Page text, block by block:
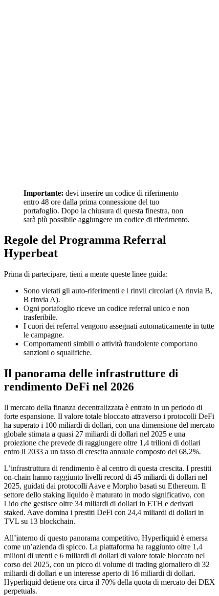
Importante: devi inserire un codice di riferimento
entro 48 ore dalla prima connessione del tuo
portafoglio. Dopo la chiusura di questa finestra, non
sarà più possibile aggiungere un codice di riferimento.
Regole del Programma Referral
Hyperbeat
Prima di partecipare, tieni a mente queste linee guida:
Sono vietati gli auto-riferimenti e i rinvii circolari (A rinvia B,
B rinvia A).
Ogni portafoglio riceve un codice referral unico e non
trasferibile.
I cuori dei referral vengono assegnati automaticamente in tutte
le campagne.
Comportamenti simbili o attività fraudolente comportano
sanzioni o squalifiche.
Il panorama delle infrastrutture di
rendimento DeFi nel 2026
Il mercato della finanza decentralizzata è entrato in un periodo di
forte espansione. Il valore totale bloccato attraverso i protocolli DeFi
ha superato i 100 miliardi di dollari, con una dimensione del mercato
globale stimata a quasi 27 miliardi di dollari nel 2025 e una
proiezione che prevede di raggiungere oltre 1,4 trilioni di dollari
entro il 2033 a un tasso di crescita annuale composto del 68,2%.
L’infrastruttura di rendimento è al centro di questa crescita. I prestiti
on-chain hanno raggiunto livelli record di 45 miliardi di dollari nel
2025, guidati dai protocolli Aave e Morpho basati su Ethereum. Il
settore dello staking liquido è maturato in modo significativo, con
Lido che gestisce oltre 34 miliardi di dollari in ETH e derivati
staked. Aave domina i prestiti DeFi con 24,4 miliardi di dollari in
TVL su 13 blockchain.
All’interno di questo panorama competitivo, Hyperliquid è emersa
come un’azienda di spicco. La piattaforma ha raggiunto oltre 1,4
milioni di utenti e 6 miliardi di dollari di valore totale bloccato nel
corso del 2025, con un picco di volume di trading giornaliero di 32
miliardi di dollari e un interesse aperto di 16 miliardi di dollari.
Hyperliquid detiene ora circa il 70% della quota di mercato dei DEX
perpetuals.